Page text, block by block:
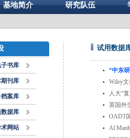
基地简介 研究队伍
子书库
刊库
档案库
据库
网站
试用数据
“中东
Wiley
人大“
英国外
OADT
Al